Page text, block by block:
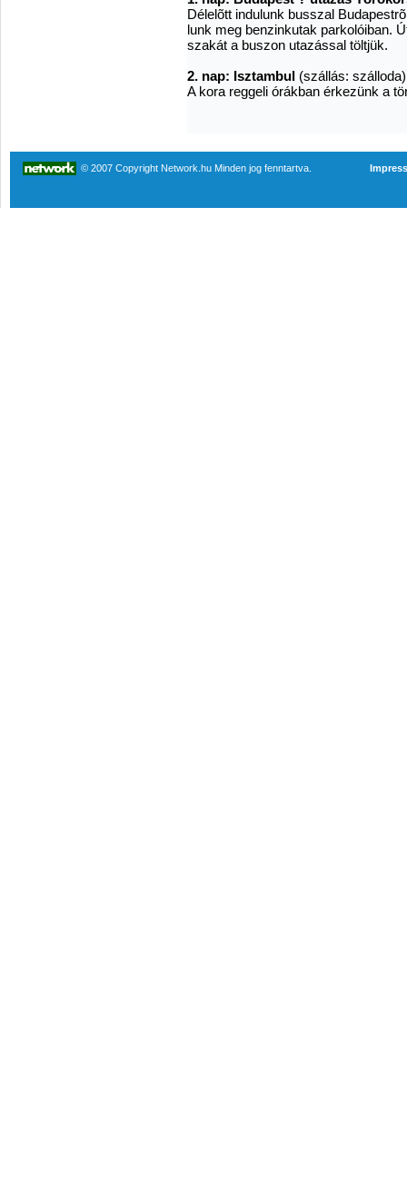
Dél­elõtt in­du­lunk bus­­szal
lunk meg ben­zin­ku­tak par­ko­ló­i­ban.
sza­kát a bu­szon uta­zás­sal tölt­jük.
2. nap: Isztambul (szál­lás: szálloda)
A ko­ra reg­ge­li órák­ban ér­ke­zünk a
© 2007 Copyright Network.hu Minden jog fenntartva.